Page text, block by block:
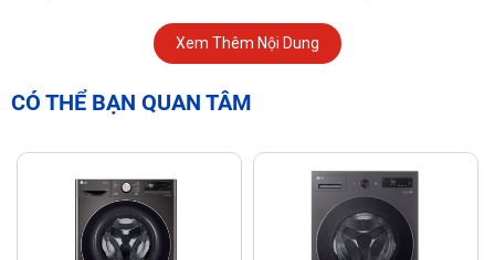
Xem Thêm Nội Dung
CÓ THỂ BẠN QUAN TÂM